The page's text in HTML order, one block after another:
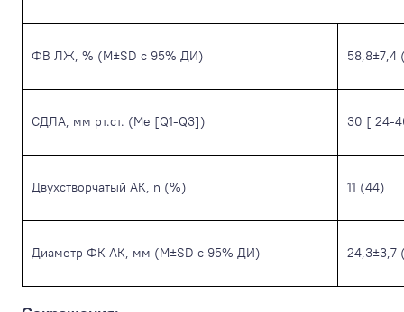
ФВ ЛЖ, % (M±SD с 95% ДИ) 58,8±7,4
СДЛА, мм рт.ст. (Me [Q1-Q3]) 30 [ 24-
Двухстворчатый АК, n (%) 11 (44)
Диаметр ФК АК, мм (M±SD с 95% ДИ) 24,3±3,7